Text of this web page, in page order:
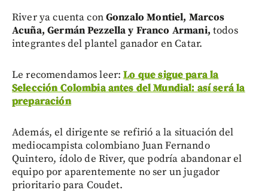
River ya cuenta conGonzalo Montiel, Marcos
Acuña, Germán Pezzella y Franco Armani, todos
integrantes del plantel ganador en Catar.
Le recomendamos leer:Lo que sigue para la
Selección Colombia antes del Mundial: así será la
preparación
Además, el dirigente se refirió a la situación del
mediocampista colombiano Juan Fernando
Quintero, ídolo de River, que podría abandonar el
equipo por aparentemente no ser un jugador
prioritario para Coudet.